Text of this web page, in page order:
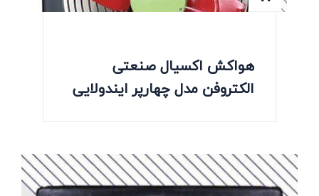
هواکش اکسیال صنعتی
الکتروفن مدل چهارپر ایندولایی